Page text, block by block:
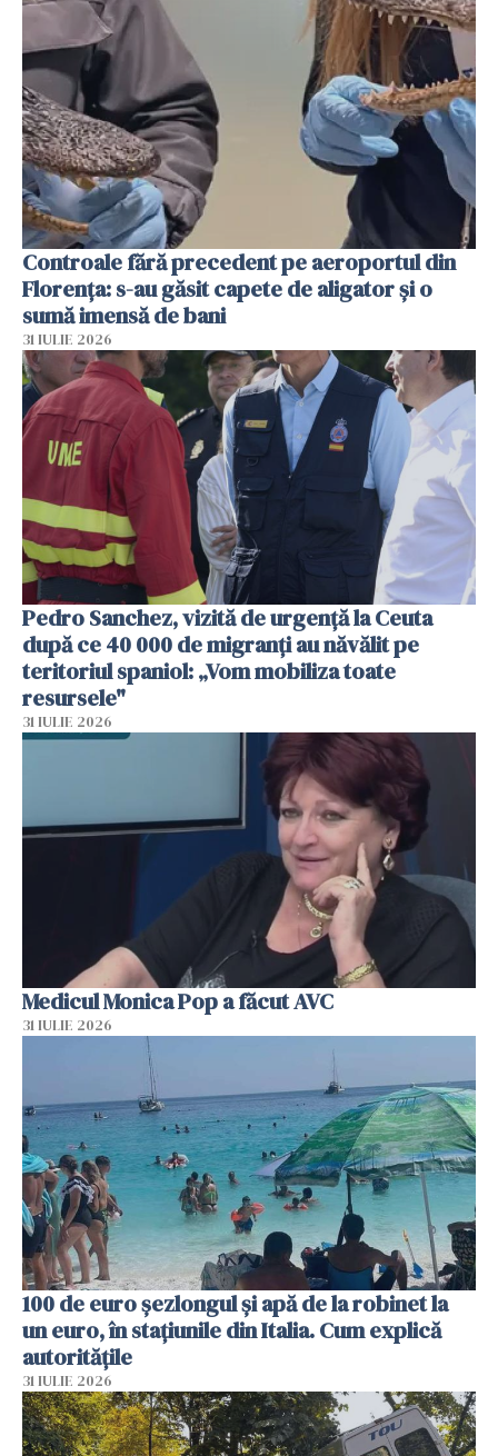
Controale fără precedent pe aeroportul din
Florența: s-au găsit capete de aligator și o
sumă imensă de bani
31 IULIE 2026
Pedro Sanchez, vizită de urgență la Ceuta
după ce 40 000 de migranți au năvălit pe
teritoriul spaniol: „Vom mobiliza toate
resursele"
31 IULIE 2026
Medicul Monica Pop a făcut AVC
31 IULIE 2026
100 de euro șezlongul și apă de la robinet la
un euro, în stațiunile din Italia. Cum explică
autoritățile
31 IULIE 2026